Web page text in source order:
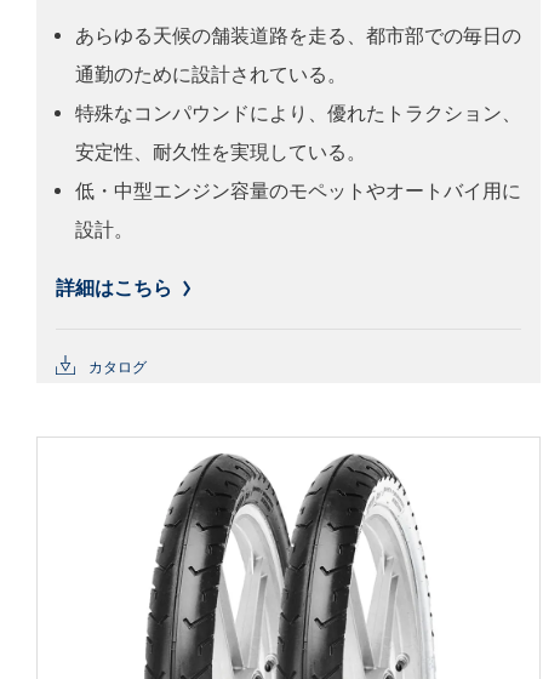
あらゆる天候の舗装道路を走る、都市部での毎日の
通勤のために設計されている。
特殊なコンパウンドにより、優れたトラクション、
安定性、耐久性を実現している。
低・中型エンジン容量のモペットやオートバイ用に
設計。
詳細はこちら
カタログ